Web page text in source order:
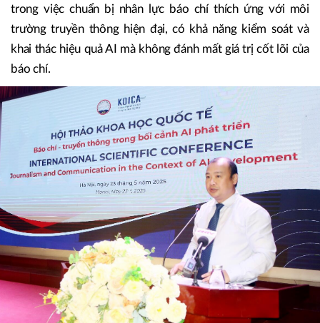
trong việc chuẩn bị nhân lực báo chí thích ứng với môi
trường truyền thông hiện đại, có khả năng kiểm soát và
khai thác hiệu quả AI mà không đánh mất giá trị cốt lõi của
báo chí.